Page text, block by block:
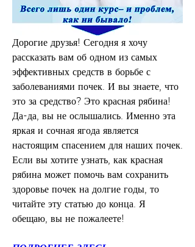
Дорогие друзья! Сегодня я хочу
рассказать вам об одном из самых
эффективных средств в борьбе с
заболеваниями почек. И вы знаете, что
это за средство? Это красная рябина!
Да-да, вы не ослышались. Именно эта
яркая и сочная ягода является
настоящим спасением для наших почек.
Если вы хотите узнать, как красная
рябина может помочь вам сохранить
здоровье почек на долгие годы, то
читайте эту статью до конца. Я
обещаю, вы не пожалеете!